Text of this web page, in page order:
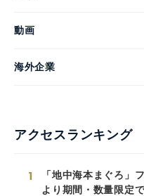
動画
海外企業
アクセスランキング
1
「地中海本まぐろ」
より期間・数量限定